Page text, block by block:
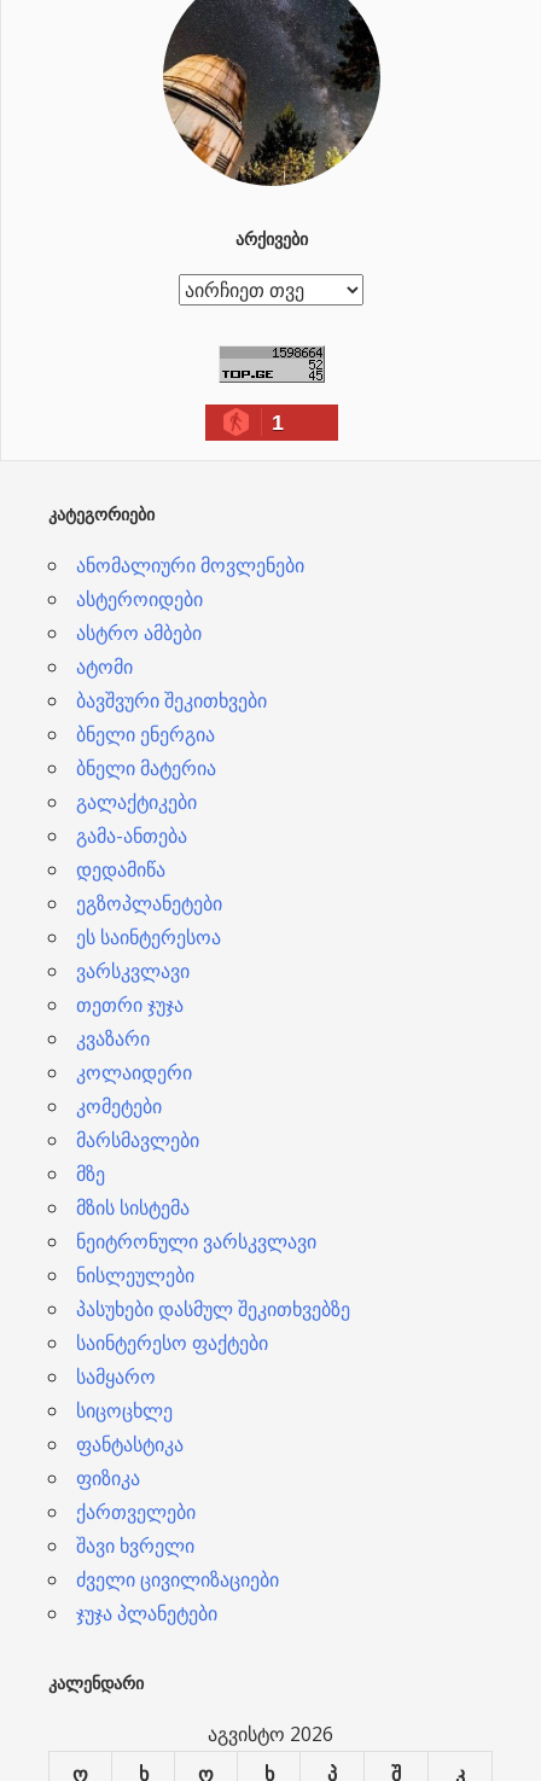
ᲐᲠᲥᲘᲕᲔᲑᲘ
ა
1
ᲙᲐᲢᲔᲒᲝᲠᲘᲔᲑᲘ
ანომალიური მოვლენები
ასტეროიდები
ასტრო ამბები
ატომი
ბავშვური შეკითხვები
ბნელი ენერგია
ბნელი მატერია
გალაქტიკები
გამა-ანთება
დედამიწა
ეგზოპლანეტები
ეს საინტერესოა
ვარსკვლავი
თეთრი ჯუჯა
კვაზარი
კოლაიდერი
კომეტები
მარსმავლები
მზე
მზის სისტემა
ნეიტრონული ვარსკვლავი
ნისლეულები
პასუხები დასმულ შეკითხვებზე
საინტერესო ფაქტები
სამყარო
სიცოცხლე
ფანტასტიკა
ფიზიკა
ქართველები
შავი ხვრელი
ძველი ცივილიზაციები
ჯუჯა პლანეტები
ᲙᲐᲚᲔᲜᲓᲐᲠᲘ
აგვისტო 2026
ო
ხ ო ხ პ შ კ